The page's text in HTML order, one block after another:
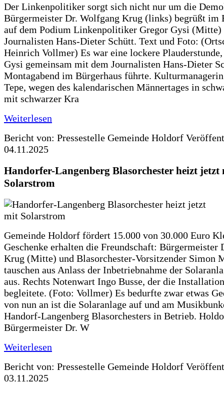
Der Linkenpolitiker sorgt sich nicht nur um die
Bürgermeister Dr. Wolfgang Krug (links) begrüßt im
auf dem Podium Linkenpolitiker Gregor Gysi (Mitte)
Journalisten Hans-Dieter Schütt. Text und Foto:
Heinrich Vollmer) Es war eine lockere
Gysi gemeinsam mit dem Journalisten Hans-Dieter
Montagabend im Bürgerhaus führte.
Tepe, wegen des kalendarischen Männertages in
mit schwarzer Kra
Weiterlesen
Bericht von: Pressestelle Gemeinde Holdorf
04.11.2025
Handorfer-Langenberg Blasorchester heizt jetzt
Solarstrom
Gemeinde Holdorf fördert 15.000 von 30.000 Euro
Geschenke erhalten die Freundschaft: Bürgermeister
Krug (Mitte) und Blasorchester-Vorsitzender Simon
tauschen aus Anlass der Inbetriebnahme der
aus. Rechts Notenwart Ingo Busse, der die
begleitete. (Foto: Vollmer) Es bedurfte zwar etwas
von nun an ist die Solaranlage auf und am
Handorf-Langenberg Blasorchesters in Betrieb.
Bürgermeister Dr. W
Weiterlesen
Bericht von: Pressestelle Gemeinde Holdorf
03.11.2025